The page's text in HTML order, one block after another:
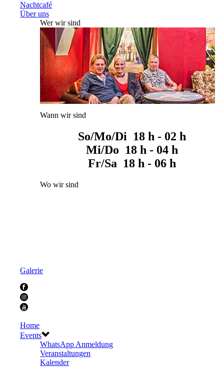
Nachtcafé
Über uns
Wer wir sind
Wann wir sind
So/Mo/Di 18 h - 02 h
Mi/Do 18 h - 04 h
Fr/Sa 18 h - 06 h
Wo wir sind
Galerie
Home
Events
WhatsApp Anmeldung
Veranstaltungen
Kalender